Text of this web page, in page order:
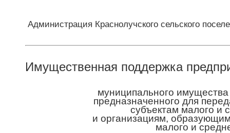
Администрация Краснолучского сельского
Имущественная поддержка
муниципального имущества
предназначенного для
субъектам малого и
и организациям,
малого и